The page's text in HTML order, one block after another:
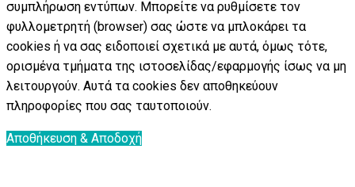
συμπλήρωση εντύπων. Μπορείτε να ρυθμίσετε τον
φυλλομετρητή (browser) σας ώστε να μπλοκάρει τα
cookies ή να σας ειδοποιεί σχετικά με αυτά, όμως τότε,
ορισμένα τμήματα της ιστοσελίδας/εφαρμογής ίσως να μη
λειτουργούν. Αυτά τα cookies δεν αποθηκεύουν
πληροφορίες που σας ταυτοποιούν.
Αποθήκευση & Αποδοχή